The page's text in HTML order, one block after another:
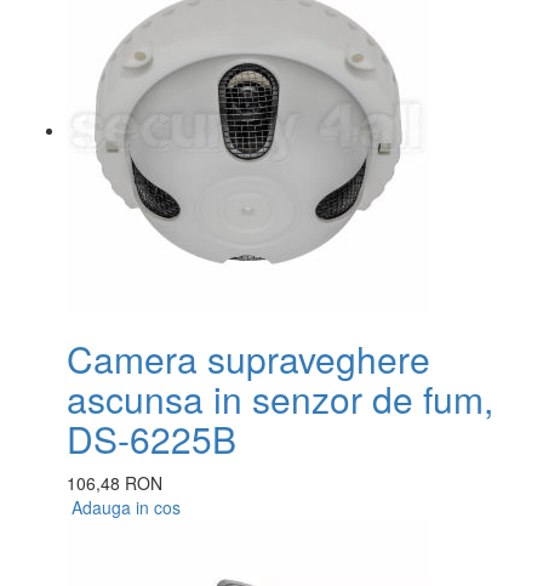
Camera supraveghere
ascunsa in senzor de fum,
DS-6225B
106,48 RON
Adauga in cos